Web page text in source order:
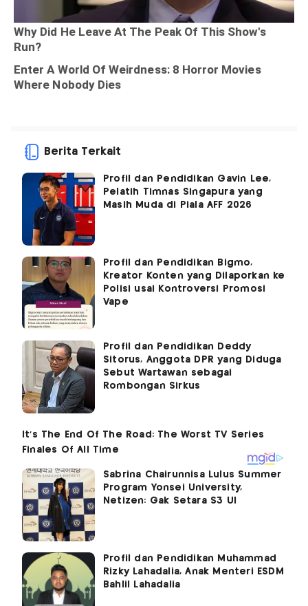
Berita Terkait
Profil dan Pendidikan Gavin Lee,
Pelatih Timnas Singapura yang
Masih Muda di Piala AFF 2026
Profil dan Pendidikan Bigmo,
Kreator Konten yang Dilaporkan ke
Polisi usai Kontroversi Promosi
Vape
Profil dan Pendidikan Deddy
Sitorus, Anggota DPR yang Diduga
Sebut Wartawan sebagai
Rombongan Sirkus
Sabrina Chairunnisa Lulus Summer
Program Yonsei University,
Netizen: Gak Setara S3 UI
Profil dan Pendidikan Muhammad
Rizky Lahadalia, Anak Menteri ESDM
Bahlil Lahadalia